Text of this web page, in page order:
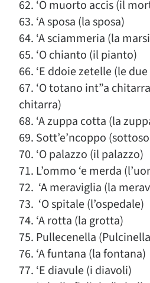
62. ‘O muorto accis (il
63. ‘A sposa (la sposa)
64. ‘A sciammeria (la
65. ‘O chianto (il pianto)
66. ‘E ddoie zetelle (le
67. ‘O totano int”a
chitarra)
68. ‘A zuppa cotta (la
69. Sott’e’ncoppo
70. ‘O palazzo (il palazzo)
71. L’ommo ‘e merda
72. ‘A meraviglia (la
73. ‘O spitale (l’ospedale)
74. ‘A rotta (la grotta)
75. Pullecenella
76. ‘A funtana (la fontana)
77. ‘E diavule (i diavoli)